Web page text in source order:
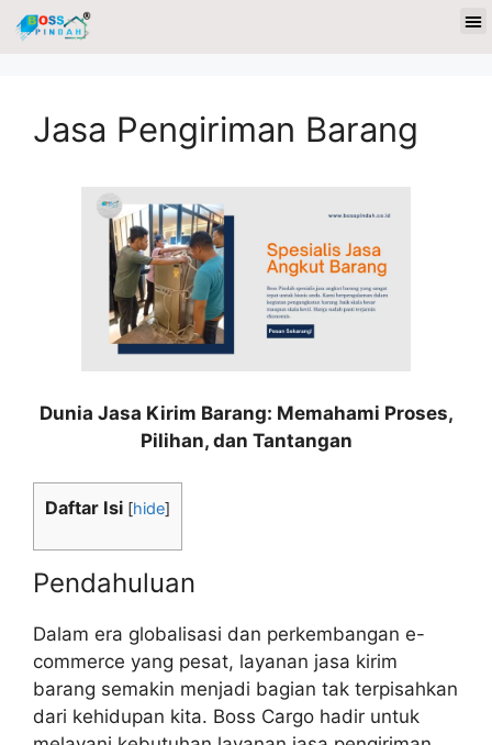
Jasa Pengiriman Barang
Dunia Jasa Kirim Barang: Memahami Proses,
Pilihan, dan Tantangan
Daftar Isi [hide]
Pendahuluan
Dalam era globalisasi dan perkembangan e-
commerce yang pesat, layanan jasa kirim
barang semakin menjadi bagian tak terpisahkan
dari kehidupan kita. Boss Cargo hadir untuk